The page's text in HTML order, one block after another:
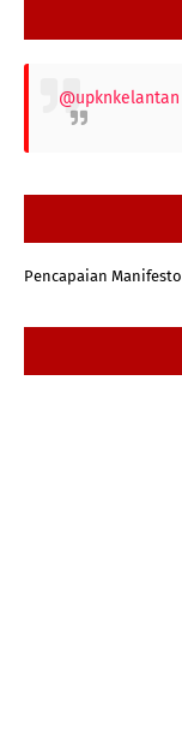
@upknkelantan
Pencapaian Manifesto